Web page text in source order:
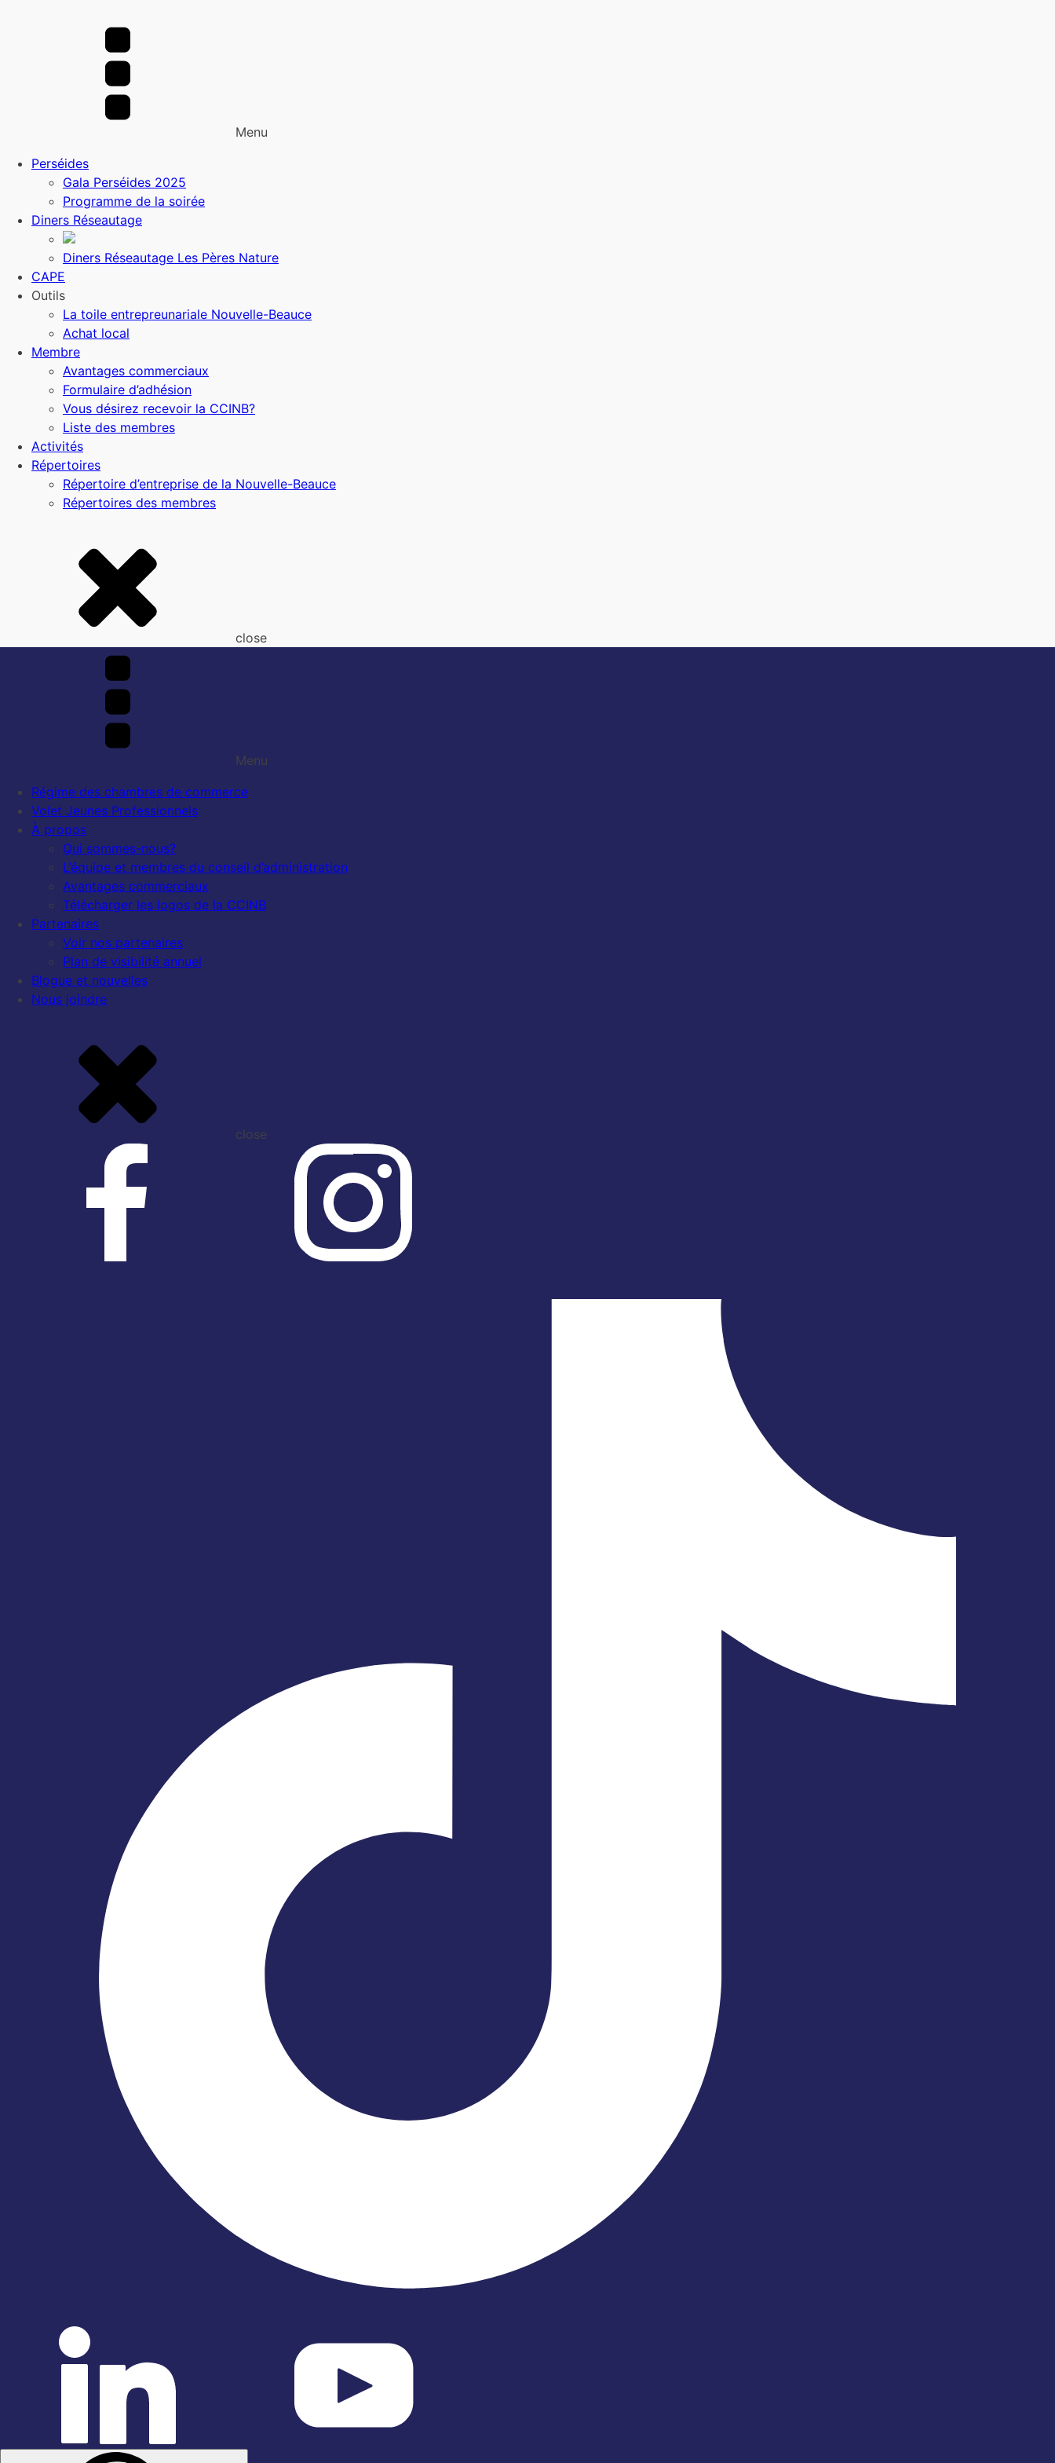
Menu
Perséides
Gala Perséides 2025
Programme de la soirée
Diners Réseautage
Diners Réseautage Les Pères Nature
CAPE
Outils
La toile entrepreunariale Nouvelle-Beauce
Achat local
Membre
Avantages commerciaux
Formulaire d’adhésion
Vous désirez recevoir la CCINB?
Liste des membres
Activités
Répertoires
Répertoire d’entreprise de la Nouvelle-Beauce
Répertoires des membres
close
Menu
Régime des chambres de commerce
Volet Jeunes Professionnels
À propos
Qui sommes-nous?
L’équipe et membres du conseil d’administration
Avantages commerciaux
Télécharger les logos de la CCINB
Partenaires
Voir nos partenaires
Plan de visibilité annuel
Blogue et nouvelles
Nous joindre
close